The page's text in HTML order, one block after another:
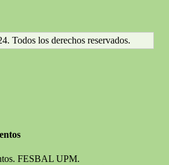
Todos los derechos reservados.
FESBAL UPM.